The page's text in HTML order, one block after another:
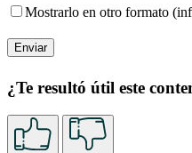
Mostrarlo en otro formato
¿Te resultó útil este